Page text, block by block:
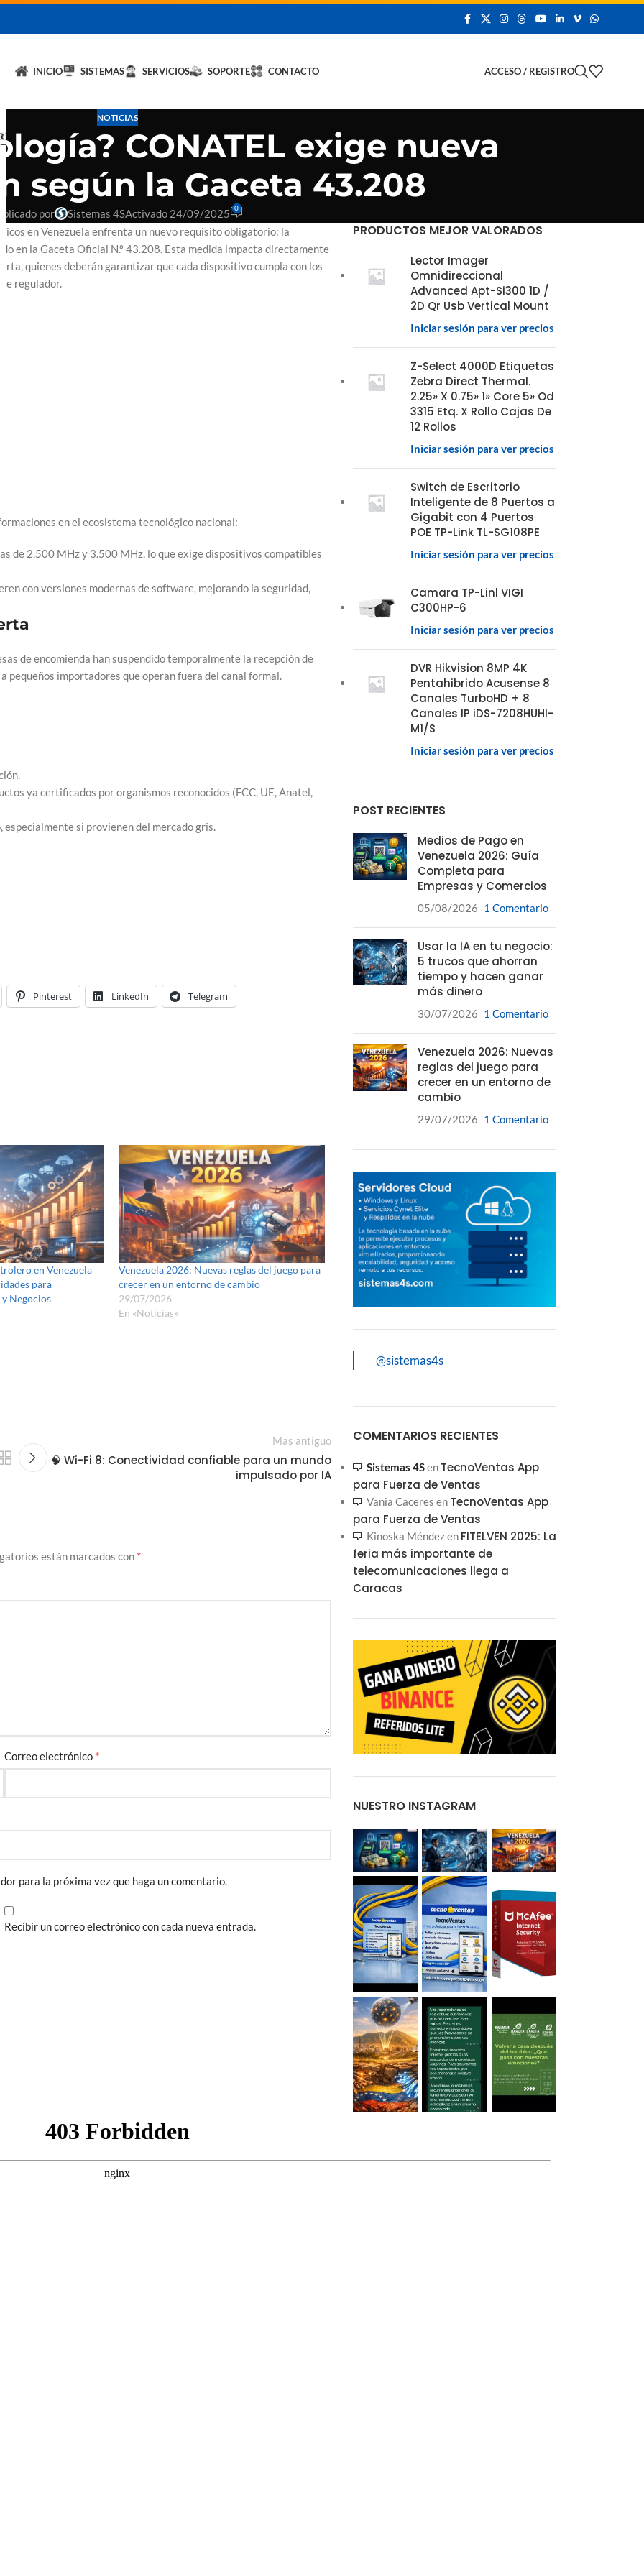
INICIO SISTEMAS SERVICIOS SOPORTE CONTACTO ACCESO / REGISTRO
NOTICIAS
CONATEL exige nueva
según la Gaceta 43.208
por Sistemas 4SActivado 24/09/2025 0
en Venezuela enfrenta un nuevo requisito obligatorio: la
en la Gaceta Oficial N.º 43.208. Esta medida impacta directamente
quienes deberán garantizar que cada dispositivo cumpla con los
regulador.
en el ecosistema tecnológico nacional:
de 2.500 MHz y 3.500 MHz, lo que exige dispositivos compatibles
con versiones modernas de software, mejorando la seguridad,
de encomienda han suspendido temporalmente la recepción de
pequeños importadores que operan fuera del canal formal.
ya certificados por organismos reconocidos (FCC, UE, Anatel,
si provienen del mercado gris.
Pinterest LinkedIn Telegram
en Venezuela
para
Negocios
Venezuela 2026: Nuevas reglas del juego para
crecer en un entorno de cambio
29/07/2026
En «Noticias»
Mas antiguo
🧠 Wi-Fi 8: Conectividad confiable para un mundo
impulsado por IA
están marcados con *
Correo electrónico *
para la próxima vez que haga un comentario.
Recibir un correo electrónico con cada nueva entrada.
PRODUCTOS MEJOR VALORADOS
Lector Imager
Omnidireccional
Advanced Apt-Si300 1D /
2D Qr Usb Vertical Mount
Iniciar sesión para ver precios
Z-Select 4000D Etiquetas
Zebra Direct Thermal.
2.25» X 0.75» 1» Core 5» Od
3315 Etq. X Rollo Cajas De
12 Rollos
Iniciar sesión para ver precios
Switch de Escritorio
Inteligente de 8 Puertos a
Gigabit con 4 Puertos
POE TP-Link TL-SG108PE
Iniciar sesión para ver precios
Camara TP-Linl VIGI
C300HP-6
Iniciar sesión para ver precios
DVR Hikvision 8MP 4K
Pentahibrido Acusense 8
Canales TurboHD + 8
Canales IP iDS-7208HUHI-
M1/S
Iniciar sesión para ver precios
POST RECIENTES
Medios de Pago en
Venezuela 2026: Guía
Completa para
Empresas y Comercios
05/08/2026 1 Comentario
Usar la IA en tu negocio:
5 trucos que ahorran
tiempo y hacen ganar
más dinero
30/07/2026 1 Comentario
Venezuela 2026: Nuevas
reglas del juego para
crecer en un entorno de
cambio
29/07/2026 1 Comentario
@sistemas4s
COMENTARIOS RECIENTES
Sistemas 4Sen TecnoVentas App
para Fuerza de Ventas
Vania Caceres en TecnoVentas App
para Fuerza de Ventas
Kinoska Méndezen FITELVEN 2025: La
feria más importante de
telecomunicaciones llega a
Caracas
NUESTRO INSTAGRAM